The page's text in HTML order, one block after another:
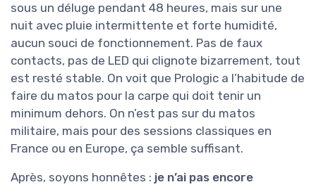
sous un déluge pendant 48 heures, mais sur une
nuit avec pluie intermittente et forte humidité,
aucun souci de fonctionnement. Pas de faux
contacts, pas de LED qui clignote bizarrement, tout
est resté stable. On voit que Prologic a l’habitude de
faire du matos pour la carpe qui doit tenir un
minimum dehors. On n’est pas sur du matos
militaire, mais pour des sessions classiques en
France ou en Europe, ça semble suffisant.
Après, soyons honnêtes : je n’ai pas encore